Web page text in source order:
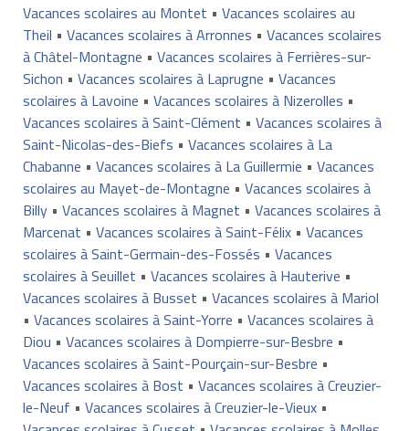
Vacances scolaires au Montet • Vacances scolaires au
Theil • Vacances scolaires à Arronnes • Vacances scolaires
à Châtel-Montagne • Vacances scolaires à Ferrières-sur-
Sichon • Vacances scolaires à Laprugne • Vacances
scolaires à Lavoine • Vacances scolaires à Nizerolles •
Vacances scolaires à Saint-Clément • Vacances scolaires à
Saint-Nicolas-des-Biefs • Vacances scolaires à La
Chabanne • Vacances scolaires à La Guillermie • Vacances
scolaires au Mayet-de-Montagne • Vacances scolaires à
Billy• Vacances scolaires à Magnet • Vacances scolaires à
Marcenat • Vacances scolaires à Saint-Félix• Vacances
scolaires à Saint-Germain-des-Fossés • Vacances
scolaires à Seuillet • Vacances scolaires à Hauterive •
Vacances scolaires à Busset • Vacances scolaires à Mariol
• Vacances scolaires à Saint-Yorre • Vacances scolaires à
Diou • Vacances scolaires à Dompierre-sur-Besbre •
Vacances scolaires à Saint-Pourçain-sur-Besbre •
Vacances scolaires à Bost • Vacances scolaires à Creuzier-
le-Neuf • Vacances scolaires à Creuzier-le-Vieux•